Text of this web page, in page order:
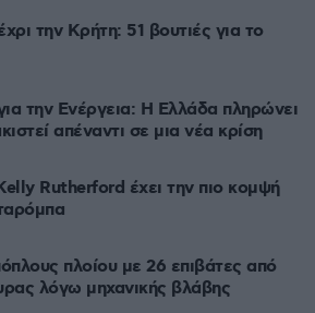
την Κρήτη: 51 βουτιές για το
την Ενέργεια: Η Ελλάδα πληρώνει
απέναντι σε μια νέα κρίση
Rutherford έχει την πιο κομψή
πλοίου με 26 επιβάτες από
λόγω μηχανικής βλάβης